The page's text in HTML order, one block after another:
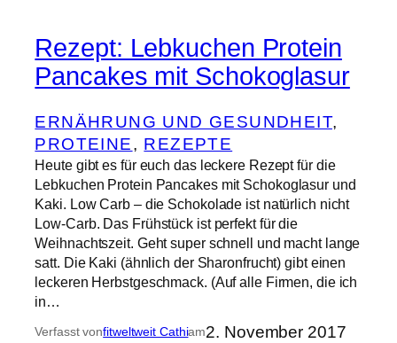
Rezept: Lebkuchen Protein
Pancakes mit Schokoglasur
ERNÄHRUNG UND GESUNDHEIT
PROTEINE, REZEPTE
Heute gibt es für euch das leckere Rezept für die
Lebkuchen Protein Pancakes mit Schokoglasur und
Kaki. Low Carb – die Schokolade ist natürlich nicht
Low-Carb. Das Frühstück ist perfekt für die
Weihnachtszeit. Geht super schnell und macht lange
satt. Die Kaki (ähnlich der Sharonfrucht) gibt einen
leckeren Herbstgeschmack. (Auf alle Firmen, die ich
in…
Verfasst vonfitweltweit Cathiam2. November 2017